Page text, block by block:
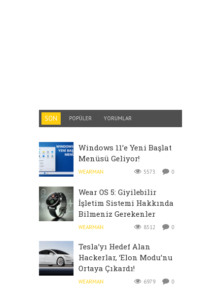
SON POPÜLER YORUMLAR
Windows 11’e Yeni Başlat
Menüsü Geliyor!
WEARMAN 5573 0
Wear OS 5: Giyilebilir
İşletim Sistemi Hakkında
Bilmeniz Gerekenler
WEARMAN 8512 0
Tesla’yı Hedef Alan
Hackerlar, ‘Elon Modu’nu
Ortaya Çıkardı!
WEARMAN 6979 0